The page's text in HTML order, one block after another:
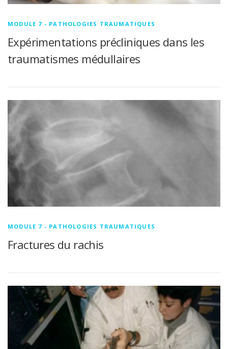
MODULE 7 - PATHOLOGIES TRAUMATIQUES
Expérimentations précliniques dans les
traumatismes médullaires
MODULE 7 - PATHOLOGIES TRAUMATIQUES
Fractures du rachis